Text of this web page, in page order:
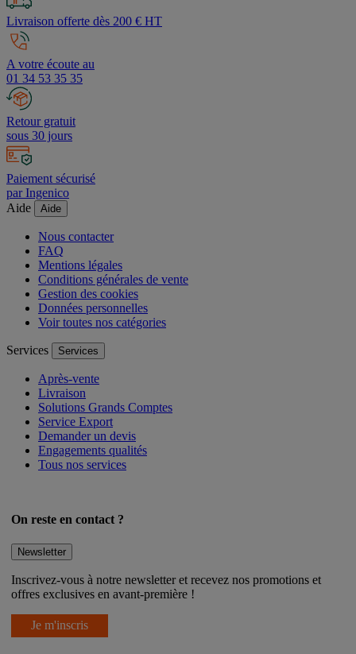
Livraison offerte dès 200 € HT
A votre écoute au
01 34 53 35 35
Retour gratuit
sous 30 jours
Paiement sécurisé
par Ingenico
Aide
Aide
Nous contacter
FAQ
Mentions légales
Conditions générales de vente
Gestion des cookies
Données personnelles
Voir toutes nos catégories
Services Services
Après-vente
Livraison
Solutions Grands Comptes
Service Export
Demander un devis
Engagements qualités
Tous nos services
On reste en contact ?
Newsletter
Inscrivez-vous à notre newsletter et recevez nos promotions et
offres exclusives en avant-première !
Je m'inscris